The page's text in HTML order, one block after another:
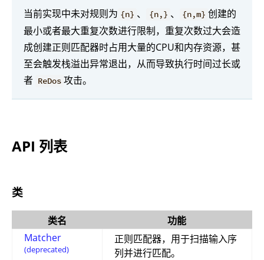
当前实现中未对规则为 {n} 、 {n,} 、 {n,m} 创建的
最小或者最大重复次数进行限制，重复次数过大会造
成创建正则匹配器时占用大量的CPU和内存资源，甚
至会触发栈溢出异常退出，从而导致执行时间过长或
者 ReDos 攻击。
API 列表
类
类名
功能
Matcher
(deprecated)
正则匹配器，用于扫描输入序
列并进行匹配。